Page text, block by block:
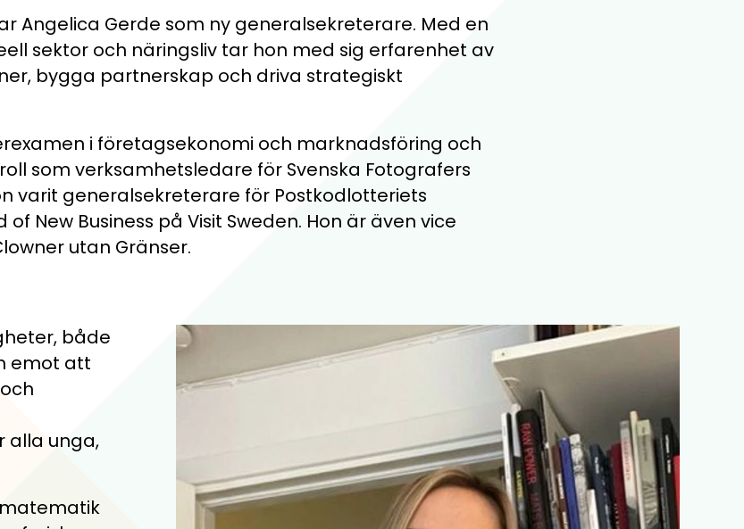
Ekonomikoll och Mathplanet
7
för unga.
Angelica Gerde som ny generalsekreterare. Med en
sektor och näringsliv tar hon med sig erfarenhet av
bygga partnerskap och driva strategiskt
i företagsekonomi och marknadsföring och
som verksamhetsledare för Svenska Fotografers
varit generalsekreterare för Postkodlotteriets
New Business på Visit Sweden. Hon är även vice
utan Gränser.
både
emot att
alla unga,